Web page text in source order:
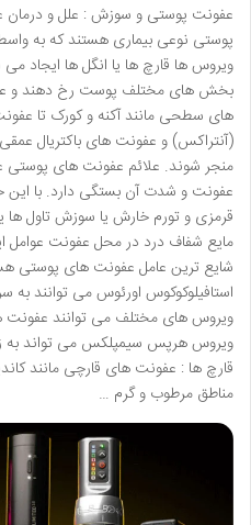
عفونت پوستی و سوزش : علل و
پوستی نوعی بیماری هستند که به
ویروس ها قارچ ها یا انگل ها ایجاد
بخش های مختلف پوست رخ دهند و
های سطحی مانند آکنه و کورک تا
(آنتراکس) و عفونت های باکتریال
منجر شوند. علائم عفونت های پوستی
عفونت و شدت آن بستگی دارد. با این
قرمزی و تورم خارش یا سوزش تاول
مایع شفاف درد در محل عفونت عوامل
شایع ترین عامل عفونت های پوستی
استافیلوکوکوس اورئوس می توانند
ویروس های مختلف می توانند عفونت
ویروس هرپس سیمپلکس می تواند به
قارچ ها : عفونت های قارچی مانند
مناطق مرطوب و گرم …